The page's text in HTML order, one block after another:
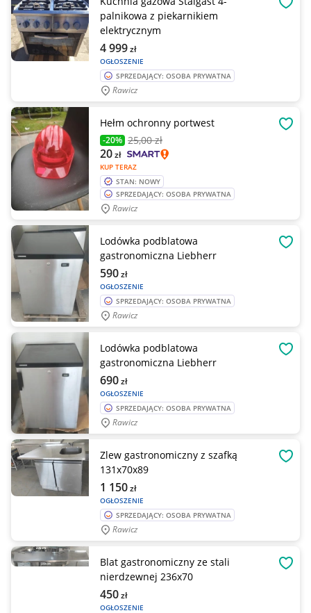
palnikowa z piekarnikiem
elektrycznym
OGŁOSZENIE
4 999zł
SPRZEDAJĄCY: OSOBA PRYWATNA
Rawicz
Hełm ochronny portwest
-20% 25,00 zł
KUP TERAZ
20zł
STAN: NOWY
SPRZEDAJĄCY: OSOBA PRYWATNA
Rawicz
Lodówka podblatowa
gastronomiczna Liebherr
OGŁOSZENIE
590zł
SPRZEDAJĄCY: OSOBA PRYWATNA
Rawicz
Lodówka podblatowa
gastronomiczna Liebherr
OGŁOSZENIE
690zł
SPRZEDAJĄCY: OSOBA PRYWATNA
Rawicz
Zlew gastronomiczny z szafką
131x70x89
OGŁOSZENIE
1 150zł
SPRZEDAJĄCY: OSOBA PRYWATNA
Rawicz
Blat gastronomiczny ze stali
nierdzewnej 236x70
OGŁOSZENIE
450zł